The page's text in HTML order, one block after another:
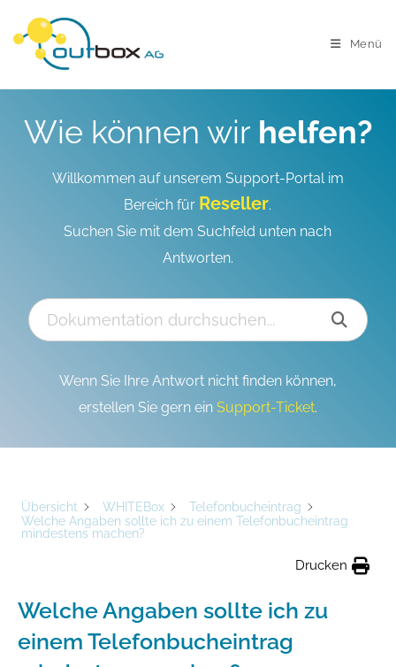
Menü
Wie können wir helfen?
Willkommen auf unserem Support-Portal im
Bereich für Reseller.
Suchen Sie mit dem Suchfeld unten nach
Antworten.
Wenn Sie Ihre Antwort nicht finden können,
erstellen Sie gern ein Support-Ticket.
Übersicht WHITEBox
Telefonbucheintrag
Welche Angaben sollte ich zu einem Telefonbucheintrag
mindestens machen?
Drucken
Welche Angaben sollte ich zu
einem Telefonbucheintrag